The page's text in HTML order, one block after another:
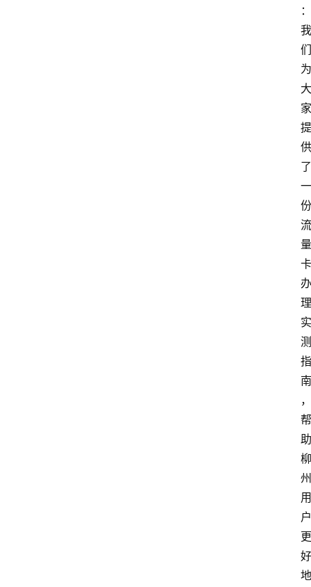
：
我
们
为
大
家
提
供
了
一
份
流
量
卡
办
理
实
测
指
南
，
帮
助
柳
州
用
户
更
好
地